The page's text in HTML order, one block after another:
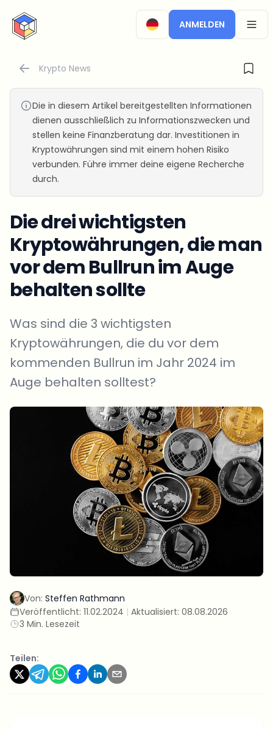
CryptoTicker
ANMELDEN
Krypto News
Die in diesem Artikel bereitgestellten Informationen
dienen ausschließlich zu Informationszwecken und
stellen keine Finanzberatung dar. Investitionen in
Kryptowährungen sind mit einem hohen Risiko
verbunden. Führe immer deine eigene Recherche
durch.
Die drei wichtigsten
Kryptowährungen, die man
vor dem Bullrun im Auge
behalten sollte
Was sind die 3 wichtigsten
Kryptowährungen, die du vor dem
kommenden Bullrun im Jahr 2024 im
Auge behalten solltest?
Von: Steffen Rathmann
Veröffentlicht: 11.02.2024 | Aktualisiert: 08.08.2026
3 Min. Lesezeit
Teilen: